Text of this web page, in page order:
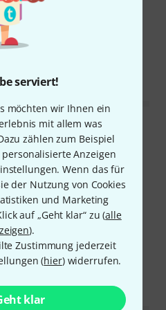
serviert!
möchten wir Ihnen ein
mit allem was
zählen zum Beispiel
Anzeigen
Wenn das für
der Nutzung von Cookies
und Marketing
auf „Geht klar“ zu (alle
).
Zustimmung jederzeit
(hier) widerrufen.
klar
zahlt.
MELDEN
einen powercon mit
dann auch unter last
true1 damit auch fast